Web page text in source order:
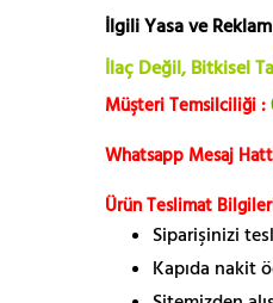
İlgili Yasa ve
İlaç Değil, Bitkisel
Müşteri Temsilciliği :
Whatsapp Mesaj
Ürün Teslimat
Siparişinizi
Kapıda nakit